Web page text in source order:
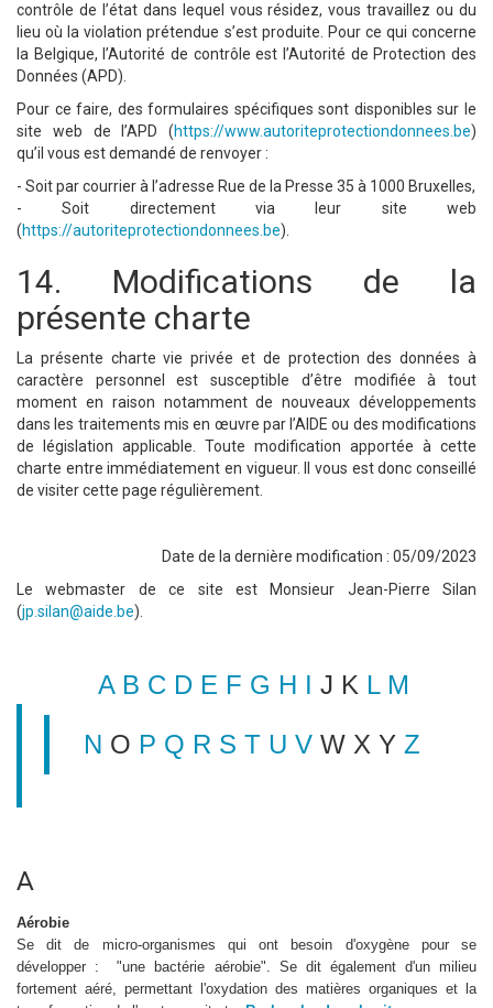
contrôle de l’état dans lequel vous résidez, vous travaillez ou du
lieu où la violation prétendue s’est produite. Pour ce qui concerne
la Belgique, l’Autorité de contrôle est l’Autorité de Protection des
Données (APD).
Pour ce faire, des formulaires spécifiques sont disponibles sur le
site web de l’APD (https://www.autoriteprotectiondonnees.be)
qu’il vous est demandé de renvoyer :
- Soit par courrier à l’adresse Rue de la Presse 35 à 1000 Bruxelles,
- Soit directement via leur site web
(https://autoriteprotectiondonnees.be).
14. Modifications de la
présente charte
La présente charte vie privée et de protection des données à
caractère personnel est susceptible d’être modifiée à tout
moment en raison notamment de nouveaux développements
dans les traitements mis en œuvre par l’AIDE ou des modifications
de législation applicable. Toute modification apportée à cette
charte entre immédiatement en vigueur. Il vous est donc conseillé
de visiter cette page régulièrement.
Date de la dernière modification : 05/09/2023
Le webmaster de ce site est Monsieur Jean-Pierre Silan
(jp.silan@aide.be).
A B C D E F G H I J K L M
N O P Q R S T U V W X Y Z
A
Aérobie
Se dit de micro-organismes qui ont besoin d'oxygène pour se
développer : "une bactérie aérobie". Se dit également d'un milieu
fortement aéré, permettant l'oxydation des matières organiques et la